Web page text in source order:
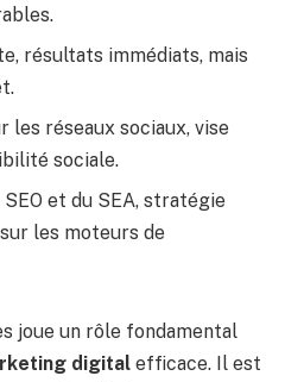
résultats immédiats, mais
les réseaux sociaux, vise
sociale.
SEO et du SEA, stratégie
les moteurs de
joue un rôle fondamental
digital efficace. Il est